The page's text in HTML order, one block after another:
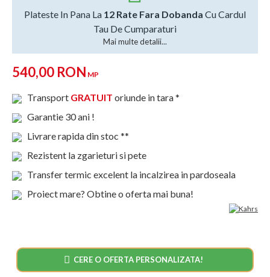
Plateste In Pana La 12 Rate Fara Dobanda Cu Cardul
Tau De Cumparaturi
Mai multe detalii...
540,00 RON MP
Transport GRATUIT oriunde in tara *
Garantie 30 ani !
Livrare rapida din stoc **
Rezistent la zgarieturi si pete
Transfer termic excelent la incalzirea in pardoseala
Proiect mare? Obtine o oferta mai buna!
CERE O OFERTA PERSONALIZATA!